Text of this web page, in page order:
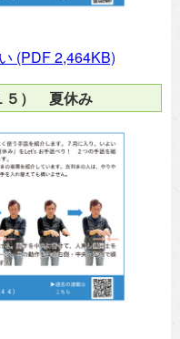
(PDF 2,464KB)
５） 夏休み